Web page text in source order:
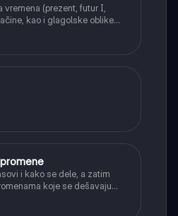
(prezent, futur I,
kao i glagolske oblike
i prilozi) i glagolski vid
i kako se dele, a zatim
koje se dešavaju
pored drugog u rečima
po zvučnosti i mestu